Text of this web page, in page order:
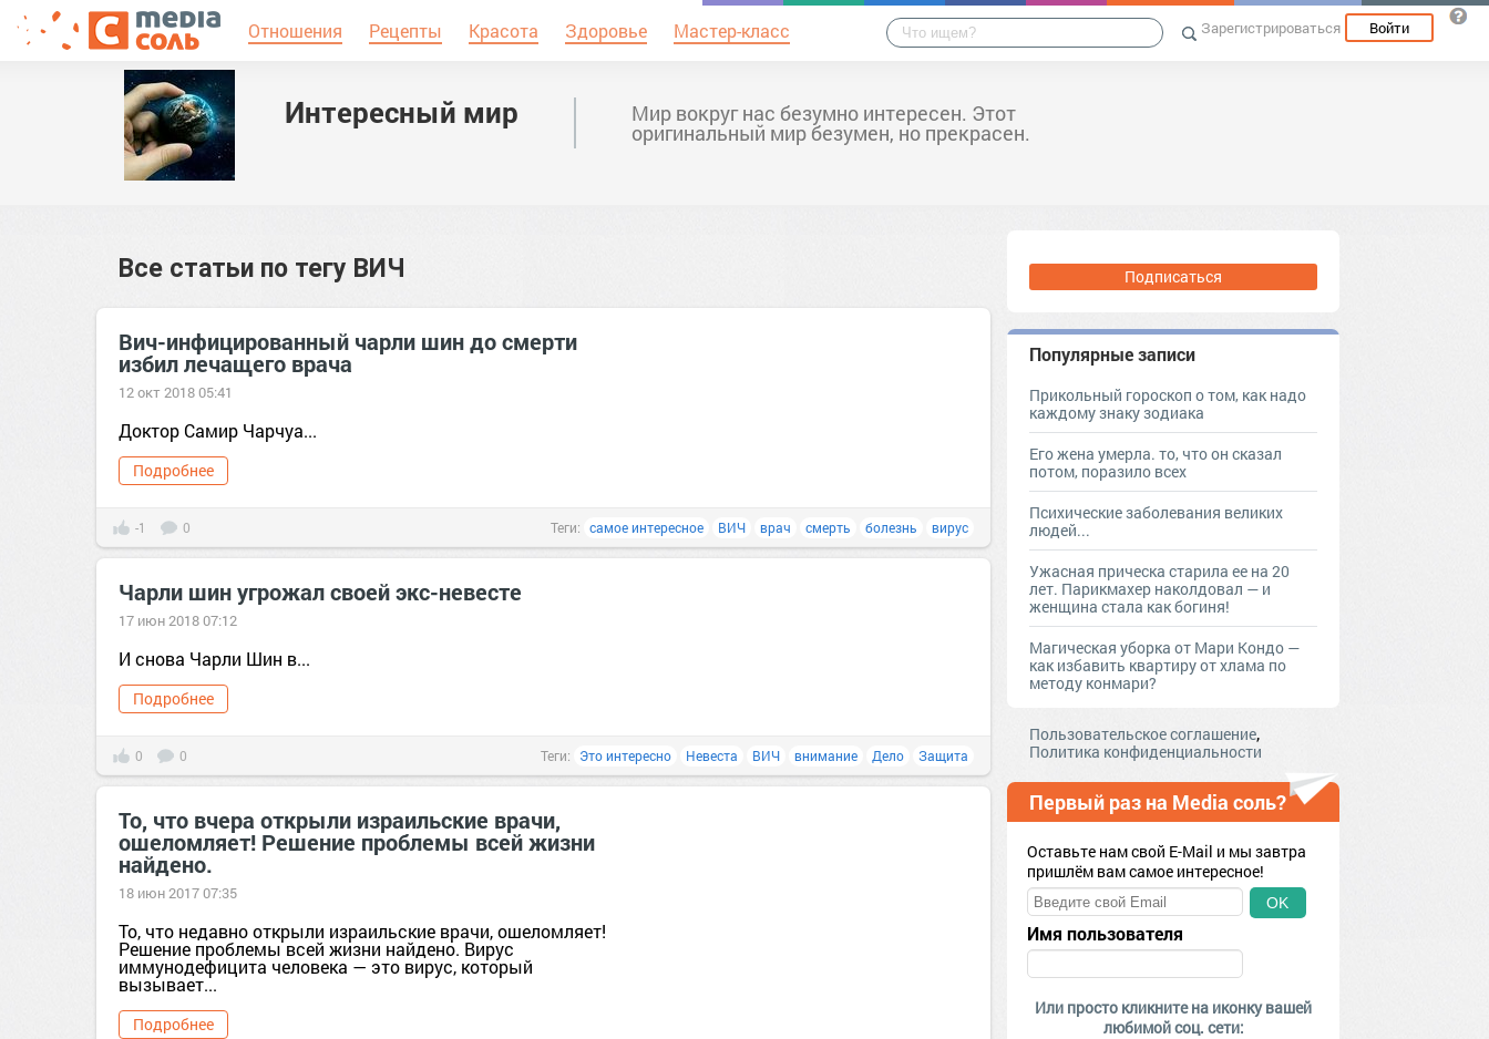
Отношения Рецепты Красота Здоровье Мастер-класс Зарегистрироваться Войти
Интересный мир Мир вокруг нас безумно интересен. Этот
оригинальный мир безумен, но прекрасен.
Все статьи по тегу ВИЧ
Вич-инфицированный чарли шин до смерти
избил лечащего врача
12 окт 2018 05:41
Доктор Самир Чарчуа...
Подробнее
-1 0 Теги: самое интересное ВИЧ врач смерть болезнь вирус
Чарли шин угрожал своей экс-невесте
17 июн 2018 07:12
И снова Чарли Шин в...
Подробнее
0 0 Теги: Это интересно Невеста ВИЧ внимание Дело Защита
То, что вчера открыли израильские врачи,
ошеломляет! Решение проблемы всей жизни
найдено.
18 июн 2017 07:35
То, что недавно открыли израильские врачи, ошеломляет!
Решение проблемы всей жизни найдено. Вирус
иммунодефицита человека — это вирус, который
вызывает...
Подробнее
Подписаться
Популярные записи
Прикольный гороскоп о том, как надо
каждому знаку зодиака
Его жена умерла. то, что он сказал
потом, поразило всех
Психические заболевания великих
людей...
Ужасная прическа старила ее на 20
лет. Парикмахер наколдовал — и
женщина стала как богиня!
Магическая уборка от Мари Кондо —
как избавить квартиру от хлама по
методу конмари?
Пользовательское соглашение,
Политика конфиденциальности
Первый раз на Media соль?
Оставьте нам свой E-Mail и мы завтра
пришлём вам самое интересное!
OK
Имя пользователя
Или просто кликните на иконку вашей
любимой соц. сети: